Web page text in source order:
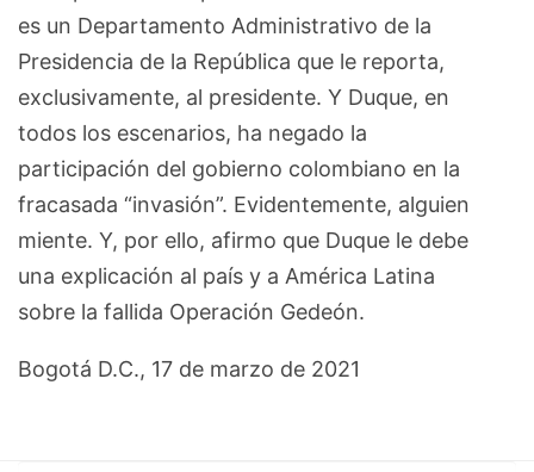
es un Departamento Administrativo de la
Presidencia de la República que le reporta,
exclusivamente, al presidente. Y Duque, en
todos los escenarios, ha negado la
participación del gobierno colombiano en la
fracasada “invasión”. Evidentemente, alguien
miente. Y, por ello, afirmo que Duque le debe
una explicación al país y a América Latina
sobre la fallida Operación Gedeón.
Bogotá D.C., 17 de marzo de 2021